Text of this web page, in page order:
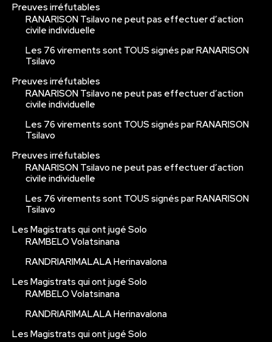
Preuves irréfutables
RANARISON Tsilavo ne peut pas effectuer d’action
civile individuelle
Les 76 virements sont TOUS signés par RANARISON
Tsilavo
Preuves irréfutables
RANARISON Tsilavo ne peut pas effectuer d’action
civile individuelle
Les 76 virements sont TOUS signés par RANARISON
Tsilavo
Preuves irréfutables
RANARISON Tsilavo ne peut pas effectuer d’action
civile individuelle
Les 76 virements sont TOUS signés par RANARISON
Tsilavo
Les Magistrats qui ont jugé Solo
RAMBELO Volatsinana
RANDRIARIMALALA Herinavalona
Les Magistrats qui ont jugé Solo
RAMBELO Volatsinana
RANDRIARIMALALA Herinavalona
Les Magistrats qui ont jugé Solo